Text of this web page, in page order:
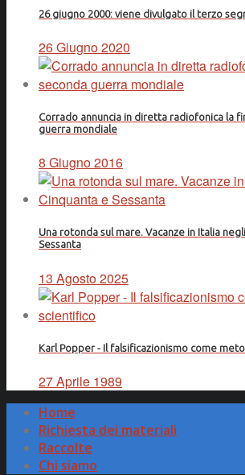
26 giugno 2000: viene divulgato il terzo
26 Giugno 2020
Corrado annuncia in diretta radiofonica la
guerra mondiale
8 Giugno 2016
Una rotonda sul mare. Vacanze in Italia
Sessanta
13 Agosto 2025
Karl Popper - Il falsificazionismo come
27 Aprile 1989
Home
Richiesta dei materiali
Raccolte
Chi siamo